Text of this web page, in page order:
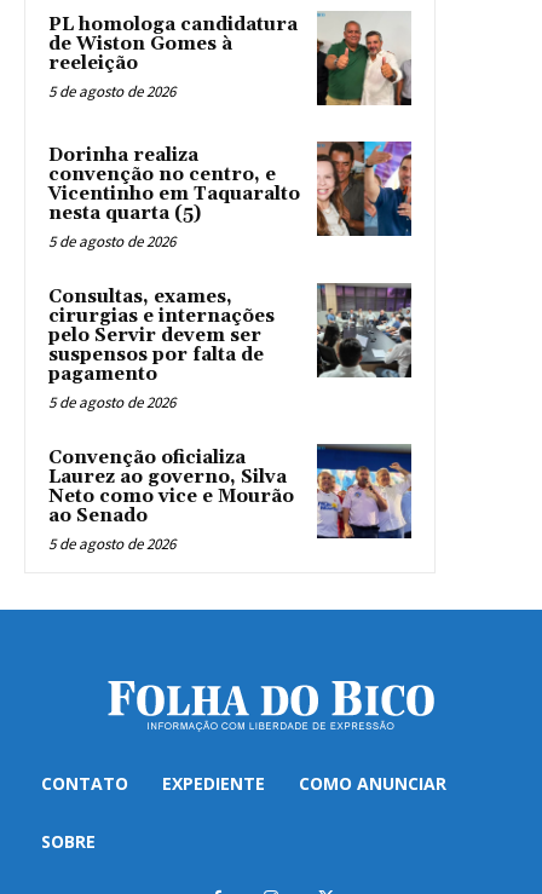
PL homologa candidatura
de Wiston Gomes à
reeleição
5 de agosto de 2026
Dorinha realiza
convenção no centro, e
Vicentinho em Taquaralto
nesta quarta (5)
5 de agosto de 2026
Consultas, exames,
cirurgias e internações
pelo Servir devem ser
suspensos por falta de
pagamento
5 de agosto de 2026
Convenção oficializa
Laurez ao governo, Silva
Neto como vice e Mourão
ao Senado
5 de agosto de 2026
CONTATO EXPEDIENTE COMO ANUNCIAR
SOBRE